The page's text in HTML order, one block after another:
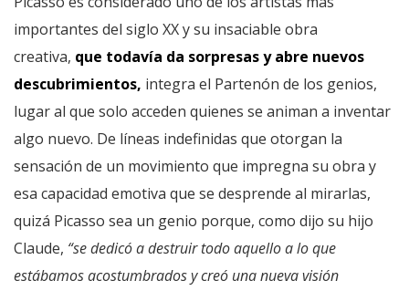
importantes del siglo XX y su insaciable obra
creativa, que todavía da sorpresas y abre nuevos
descubrimientos, integra el Partenón de los genios,
lugar al que solo acceden quienes se animan a inventar
algo nuevo. De líneas indefinidas que otorgan la
sensación de un movimiento que impregna su obra y
esa capacidad emotiva que se desprende al mirarlas,
quizá Picasso sea un genio porque, como dijo su hijo
Claude, “se dedicó a destruir todo aquello a lo que
estábamos acostumbrados y creó una nueva visión